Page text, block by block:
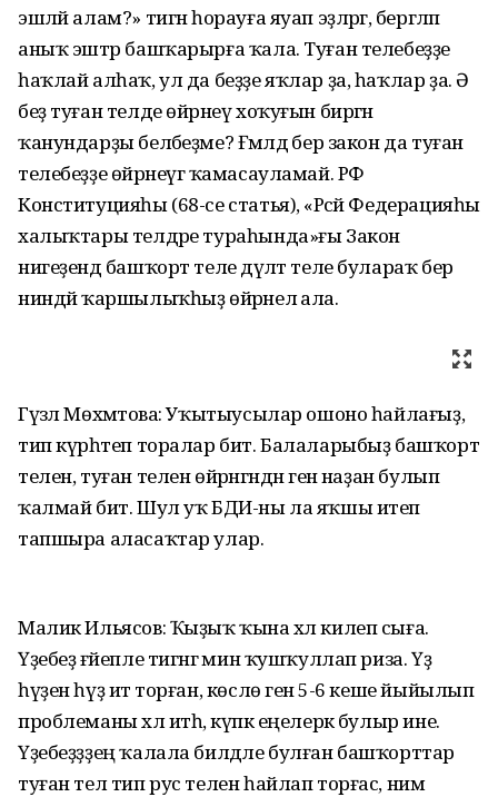
эшләй алам?» тигән һорауға яуап эҙләргә, бергәләп
аныҡ эштәр башҡарырға ҡала. Туған телебеҙҙе
һаҡлай алһаҡ, ул да беҙҙе яҡлар ҙа, һаҡлар ҙа. Ә
беҙ туған телде өйрәнеү хоҡуғын биргән
ҡанундарҙы беләбеҙме? Ғәмәлдә бер закон да туған
телебеҙҙе өйрәнеүгә ҡамасауламай. РФ
Конституцияһы (68-се статья), «Рәсәй Федерацияһы
халыҡтары телдәре тураһында»ғы Закон
нигеҙендә башҡорт теле дәүләт теле булараҡ бер
ниндәй ҡаршылыҡһыҙ өйрәнелә ала.
Гүзәл Мөхәмәтова: Уҡытыусылар ошоно һайлағыҙ,
тип күрһәтеп торалар бит. Балаларыбыҙ башҡорт
телен, туған телен өйрәнгәндән генә наҙан булып
ҡалмай бит. Шул уҡ БДИ-ны ла яҡшы итеп
тапшыра аласаҡтар улар.
Малик Ильясов: Ҡыҙыҡ ҡына хәл килеп сыға.
Үҙебеҙ ғәйепле тигәнгә мин ҡушҡуллап риза. Үҙ
һүҙен һүҙ итә торған, көслө генә 5-6 кеше йыйылып
проблеманы хәл итһә, күпкә еңелерәк булыр ине.
Үҙебеҙҙҙең ҡалала билдәле булған башҡорттар
туған тел тип рус телен һайлап торғас, нимә